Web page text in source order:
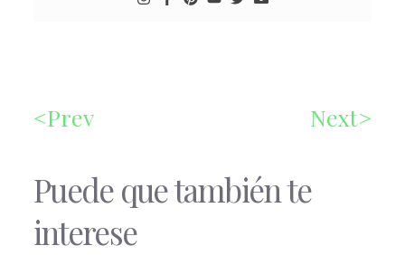
Prev Next
Puede que también te
interese